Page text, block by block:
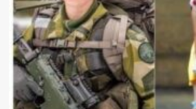
przynajmniej
miałem
taką
wiosnę.